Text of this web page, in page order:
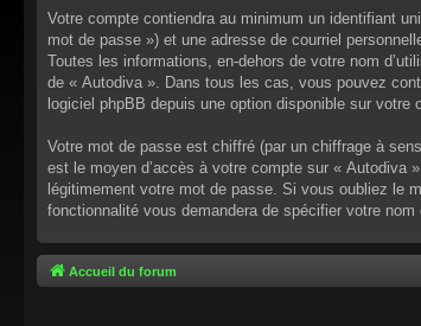
Votre compte contiendra au minimum un identifiant
mot de passe ») et une adresse de courriel
Toutes les informations, en-dehors de votre nom
de « Autodiva ». Dans tous les cas, vous pouvez
logiciel phpBB depuis une option disponible sur votre
Votre mot de passe est chiffré (par un chiffrage à
est le moyen d’accès à votre compte sur « Autodiva
légitimement votre mot de passe. Si vous oubliez le
fonctionnalité vous demandera de spécifier votre
Accueil du forum